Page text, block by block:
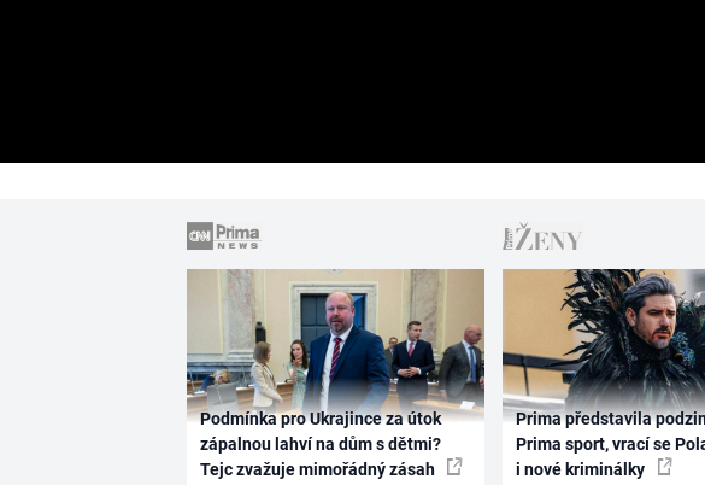
Podmínka pro Ukrajince za útok
zápalnou lahví na dům s dětmi?
Tejc zvažuje mimořádný zásah
Prima představila
Prima sport, vrací se
i nové kriminálky